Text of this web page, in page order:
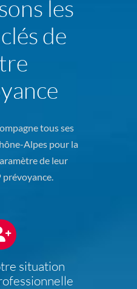
les
de
tous ses
Alpes pour la
de leur
situation